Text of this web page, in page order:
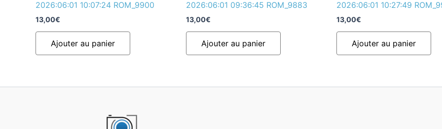
2026:06:01 10:07:24 ROM_9900
13,00€
Ajouter au panier
2026:06:01 09:36:45 ROM_9883
13,00€
Ajouter au panier
2026:06:01 10:27:49
13,00€
Ajouter au panier